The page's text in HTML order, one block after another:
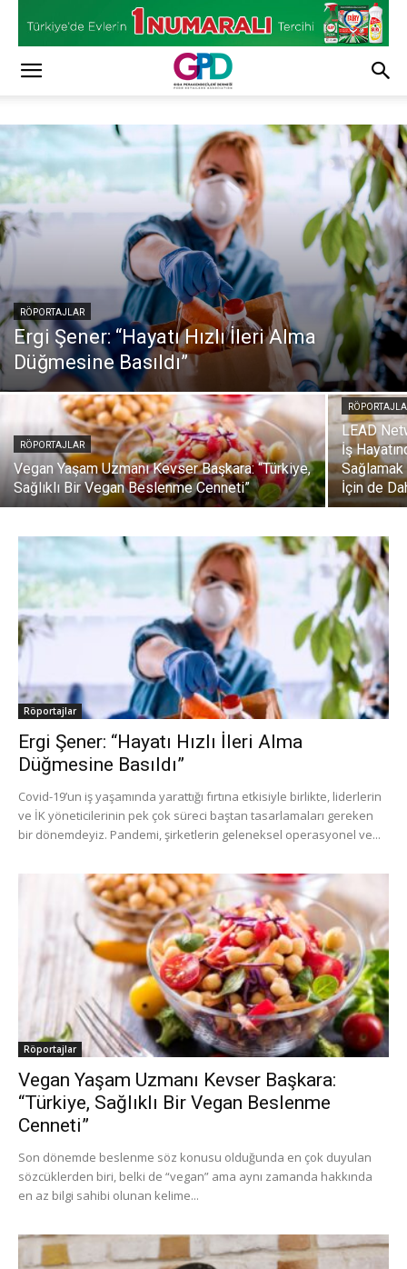
RÖPORTAJLAR
Ergi Şener: “Hayatı Hızlı İleri Alma
Düğmesine Basıldı”
RÖPORTAJLAR
Vegan Yaşam Uzmanı Kevser Başkara: “Türkiye,
Sağlıklı Bir Vegan Beslenme Cenneti”
LEAD
İş
İçin de
Röportajlar
Ergi Şener: “Hayatı Hızlı İleri Alma
Düğmesine Basıldı”
Covid-19’un iş yaşamında yarattığı fırtına etkisiyle birlikte, liderlerin
ve İK yöneticilerinin pek çok süreci baştan tasarlamaları gereken
bir dönemdeyiz. Pandemi, şirketlerin geleneksel operasyonel ve...
Röportajlar
Vegan Yaşam Uzmanı Kevser Başkara:
“Türkiye, Sağlıklı Bir Vegan Beslenme
Cenneti”
Son dönemde beslenme söz konusu olduğunda en çok duyulan
sözcüklerden biri, belki de “vegan” ama aynı zamanda hakkında
en az bilgi sahibi olunan kelime...